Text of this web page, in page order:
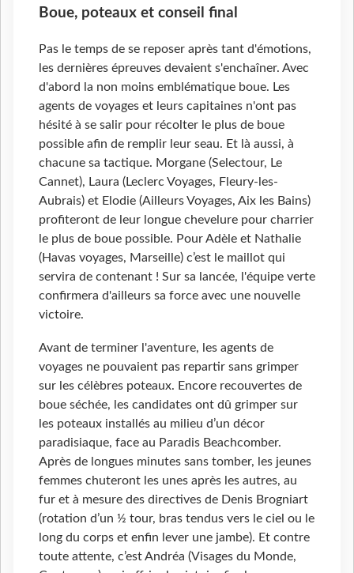
Boue, poteaux et conseil final
Pas le temps de se reposer après tant d'émotions,
les dernières épreuves devaient s'enchaîner. Avec
d'abord la non moins emblématique boue. Les
agents de voyages et leurs capitaines n'ont pas
hésité à se salir pour récolter le plus de boue
possible afin de remplir leur seau. Et là aussi, à
chacune sa tactique. Morgane (Selectour, Le
Cannet), Laura (Leclerc Voyages, Fleury-les-
Aubrais) et Elodie (Ailleurs Voyages, Aix les Bains)
profiteront de leur longue chevelure pour charrier
le plus de boue possible. Pour Adèle et Nathalie
(Havas voyages, Marseille) c’est le maillot qui
servira de contenant ! Sur sa lancée, l'équipe verte
confirmera d'ailleurs sa force avec une nouvelle
victoire.
Avant de terminer l'aventure, les agents de
voyages ne pouvaient pas repartir sans grimper
sur les célèbres poteaux. Encore recouvertes de
boue séchée, les candidates ont dû grimper sur
les poteaux installés au milieu d’un décor
paradisiaque, face au Paradis Beachcomber.
Après de longues minutes sans tomber, les jeunes
femmes chuteront les unes après les autres, au
fur et à mesure des directives de Denis Brogniart
(rotation d’un ½ tour, bras tendus vers le ciel ou le
long du corps et enfin lever une jambe). Et contre
toute attente, c’est Andréa (Visages du Monde,